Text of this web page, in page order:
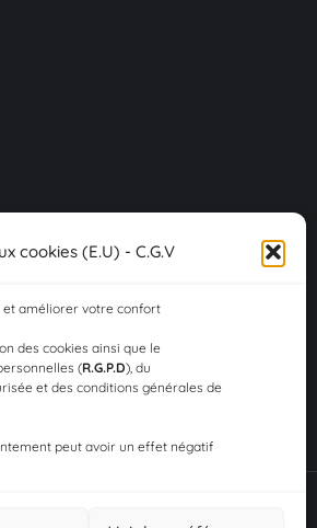
cookies (E.U) - C.G.V
améliorer votre confort
des cookies ainsi que le
(R.G.P.D), du
et des conditions générales de
peut avoir un effet négatif